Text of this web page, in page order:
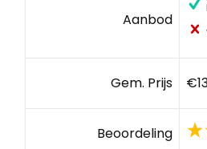
Aanbod
Gem. Prijs
Beoordeling